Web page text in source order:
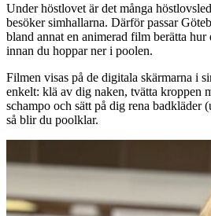
Under höstlovet är det många
besöker simhallarna. Därför passar
bland annat en animerad film berätta hur
innan du hoppar ner i poolen.
Filmen visas på de digitala skärmarna i
enkelt: klä av dig naken, tvätta kroppen
schampo och sätt på dig rena badkläder
så blir du poolklar.